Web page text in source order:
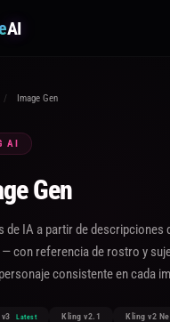
AI
/ Image Gen
AI
Gen
de IA a partir de
con referencia de rostro y
consistente en cada
Latest Kling v2.1 Kling v2